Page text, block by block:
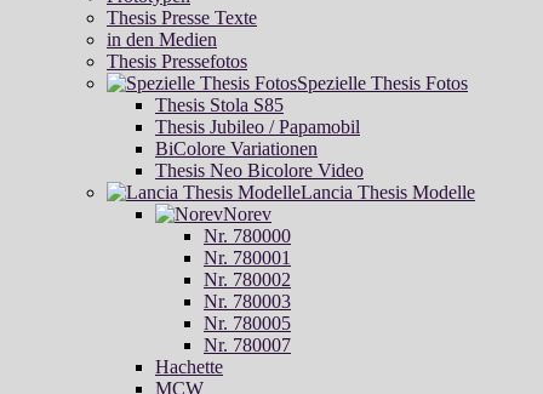
Thesis Presse Texte
in den Medien
Thesis Pressefotos
Spezielle Thesis Fotos
Thesis Stola S85
Thesis Jubileo / Papamobil
BiColore Variationen
Thesis Neo Bicolore Video
Lancia Thesis Modelle
Norev
Nr. 780000
Nr. 780001
Nr. 780002
Nr. 780003
Nr. 780005
Nr. 780007
Hachette
MCW